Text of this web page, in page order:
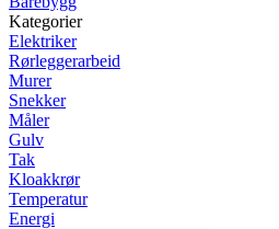
Kategorier
Elektriker
Rørleggerarbeid
Murer
Snekker
Måler
Gulv
Tak
Kloakkrør
Temperatur
Energi